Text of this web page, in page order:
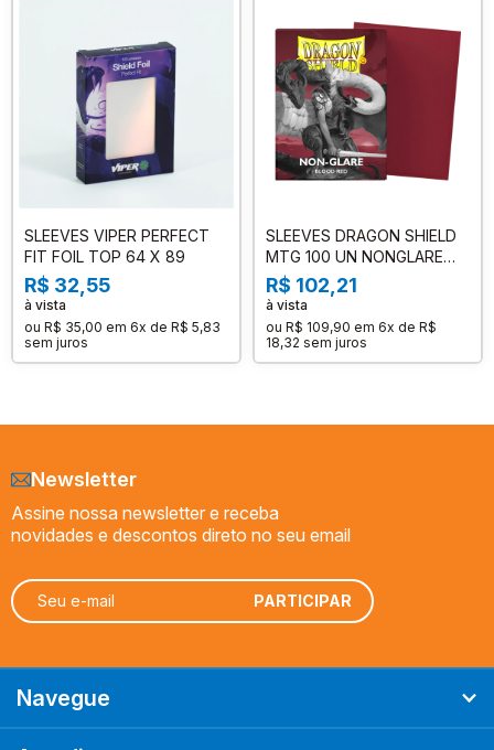
SLEEVES VIPER PERFECT
FIT FOIL TOP 64 X 89
R$ 32,55
à vista
ou R$ 35,00 em 6x de R$ 5,83
sem juros
SLEEVES DRAGON SHIELD
MTG 100 UN NONGLARE
BLOOD RED MATTE
R$ 102,21
à vista
ou R$ 109,90 em 6x de R$
18,32 sem juros
Newsletter
Assine nossa newsletter e receba
novidades e descontos direto no seu email
Navegue